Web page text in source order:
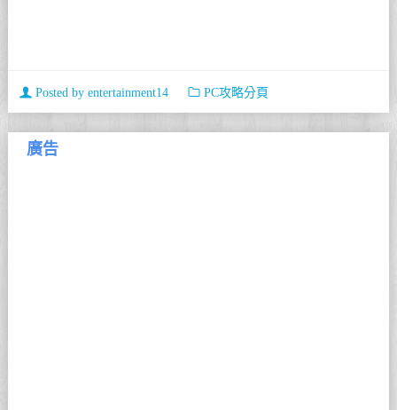
Posted by entertainment14 PC攻略分頁
廣告